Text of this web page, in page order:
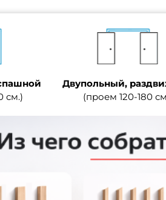
см.)
Двупольный,
(проем 120-180